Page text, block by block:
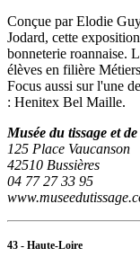
Conçue par Elodie
Jodard, cette
bonneterie roannaise.
élèves en filière
Focus aussi sur l'une
: Henitex Bel Maille.
Musée du tissage et
125 Place Vaucanson
42510 Bussières
04 77 27 33 95
43 - Haute-Loire